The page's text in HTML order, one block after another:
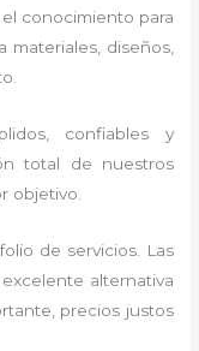
conocimiento para
materiales, diseños,
confiables y
total de nuestros
objetivo.
de servicios. Las
excelente alternativa
precios justos